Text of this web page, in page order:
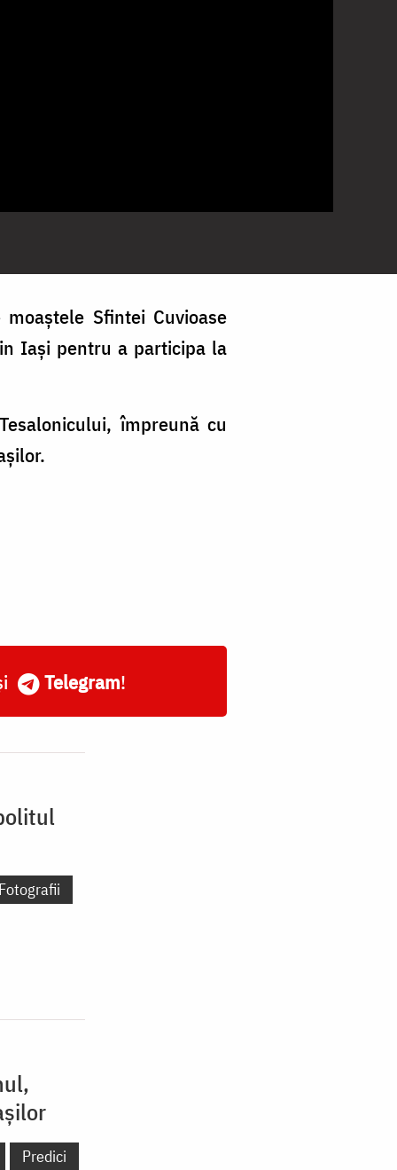
Sfintei Cuvioase
Iași pentru a participa la
împreună cu
Telegram!
Fotografii
Predici